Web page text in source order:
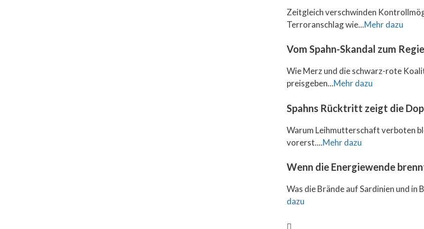
Zeitgleich verschwinden
Terroranschlag wie...Mehr dazu
Vom Spahn-Skandal zum
Wie Merz und die schwarz-rote
preisgeben...Mehr dazu
Spahns Rücktritt zeigt die
Warum Leihmutterschaft verboten
vorerst....Mehr dazu
Wenn die Energiewende
Was die Brände auf Sardinien und in
dazu